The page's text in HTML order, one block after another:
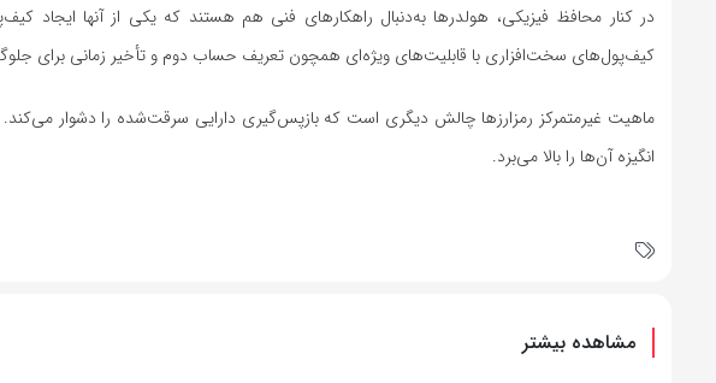
کیف‌پول‌های سخت‌افزاری با قابلیت‌های ویژه‌ای همچون تعریف حساب دوم و تأخیر زمانی برای
ماهیت غیرمتمرکز رمزارزها چالش دیگری است که بازپس‌گیری دارایی سرقت‌شده را دشوار
انگیزه آن‌ها را بالا می‌برد.
مشاهده بیشتر